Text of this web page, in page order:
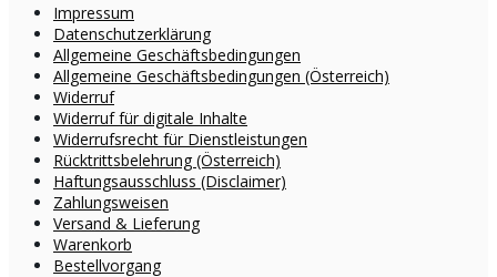
Impressum
Datenschutzerklärung
Allgemeine Geschäftsbedingungen
Allgemeine Geschäftsbedingungen (Österreich)
Widerruf
Widerruf für digitale Inhalte
Widerrufsrecht für Dienstleistungen
Rücktrittsbelehrung (Österreich)
Haftungsausschluss (Disclaimer)
Zahlungsweisen
Versand & Lieferung
Warenkorb
Bestellvorgang